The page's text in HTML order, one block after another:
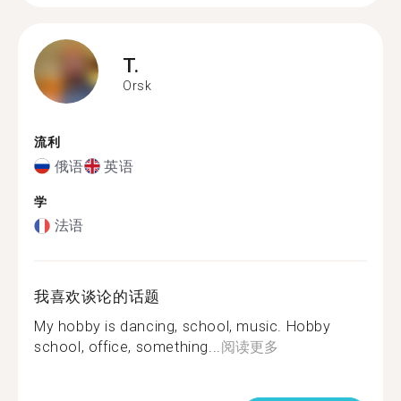
T.
Orsk
流利
俄语 英语
学
法语
我喜欢谈论的话题
My hobby is dancing, school, music. Hobby
school, office, something...阅读更多